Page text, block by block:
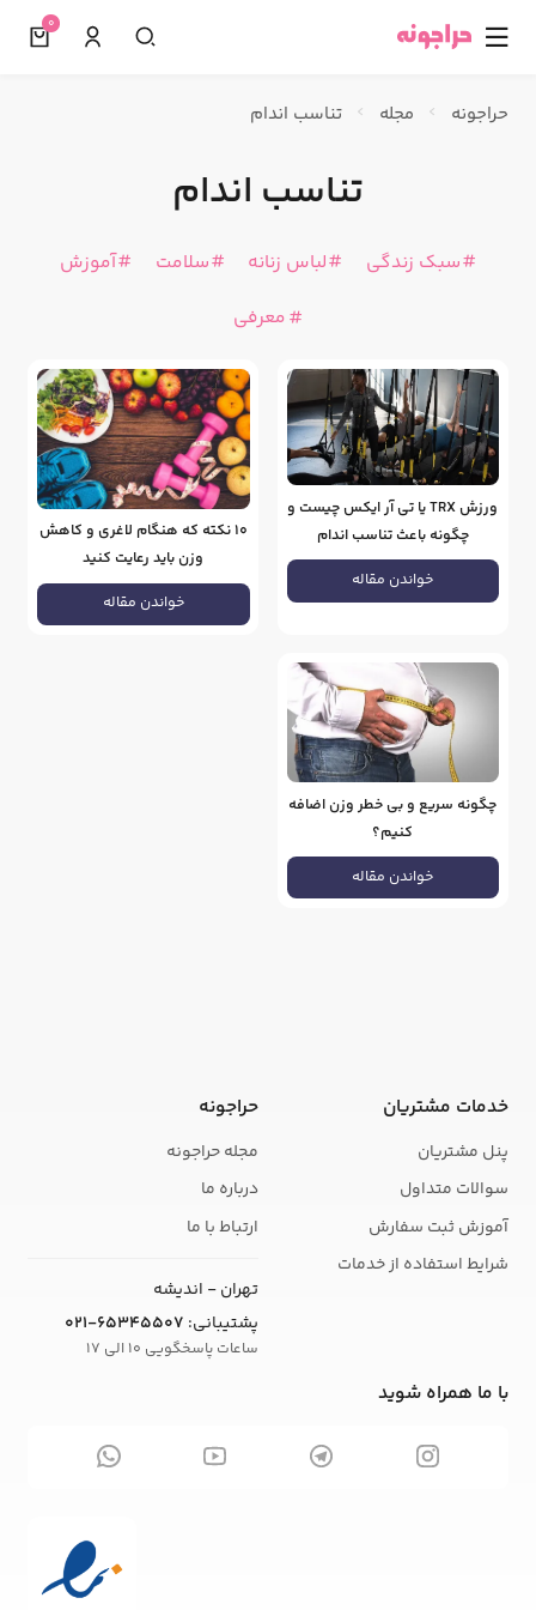
☰
0
حراجونه مجله تناسب اندام
تناسب اندام
سبک زندگی لباس زنانه سلامت
آموزش
معرفی
ورزش TRX یا تی آر ایکس چیست و
چگونه باعث تناسب اندام
می‌شود؟
خواندن مقاله
10 نکته که هنگام لاغری و کاهش
وزن باید رعایت کنید
خواندن مقاله
چگونه سریع و بی خطر وزن اضافه
کنیم؟
خواندن مقاله
خدمات مشتریان
پنل مشتریان
سوالات متداول
آموزش ثبت سفارش
شرایط استفاده از خدمات
حراجونه
مجله حراجونه
درباره ما
ارتباط با ما
تهران - اندیشه
پشتیبانی: 021-65345507
ساعات پاسخگویی 10 الی 17
با ما همراه شوید